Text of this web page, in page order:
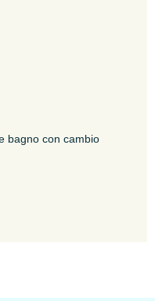
bagno con cambio